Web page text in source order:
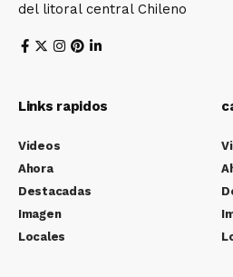
del litoral central Chileno
Links rapidos
Videos
Ahora
Destacadas
Imagen
Locales